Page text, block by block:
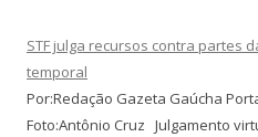
STF julga recursos contra partes
temporal
Por:Redação Gazeta Gaúcha
Foto:Antônio Cruz Julgamento